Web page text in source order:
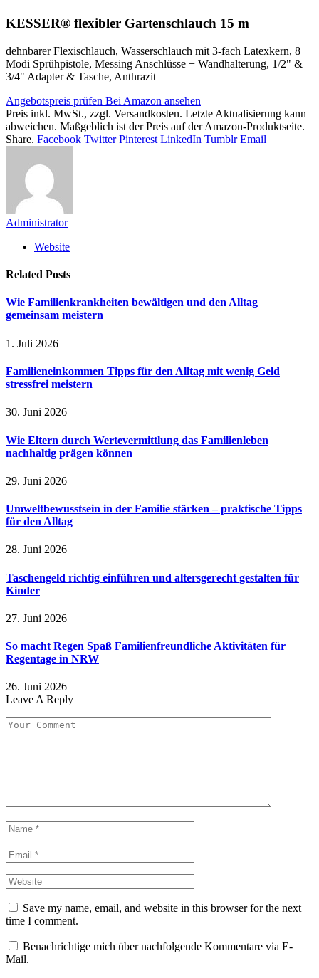
KESSER® flexibler Gartenschlauch 15 m
dehnbarer Flexischlauch, Wasserschlauch mit 3-fach Latexkern, 8
Modi Sprühpistole, Messing Anschlüsse + Wandhalterung, 1/2" &
3/4" Adapter & Tasche, Anthrazit
Angebotspreis prüfen Bei Amazon ansehen
Preis inkl. MwSt., zzgl. Versandkosten. Letzte Aktualisierung kann
abweichen. Maßgeblich ist der Preis auf der Amazon-Produktseite.
Share. Facebook Twitter Pinterest LinkedIn Tumblr Email
Administrator
Website
Related Posts
Wie Familienkrankheiten bewältigen und den Alltag
gemeinsam meistern
1. Juli 2026
Familieneinkommen Tipps für den Alltag mit wenig Geld
stressfrei meistern
30. Juni 2026
Wie Eltern durch Wertevermittlung das Familienleben
nachhaltig prägen können
29. Juni 2026
Umweltbewusstsein in der Familie stärken – praktische Tipps
für den Alltag
28. Juni 2026
Taschengeld richtig einführen und altersgerecht gestalten für
Kinder
27. Juni 2026
So macht Regen Spaß Familienfreundliche Aktivitäten für
Regentage in NRW
26. Juni 2026
Leave A Reply
Save my name, email, and website in this browser for the next
time I comment.
Benachrichtige mich über nachfolgende Kommentare via E-
Mail.